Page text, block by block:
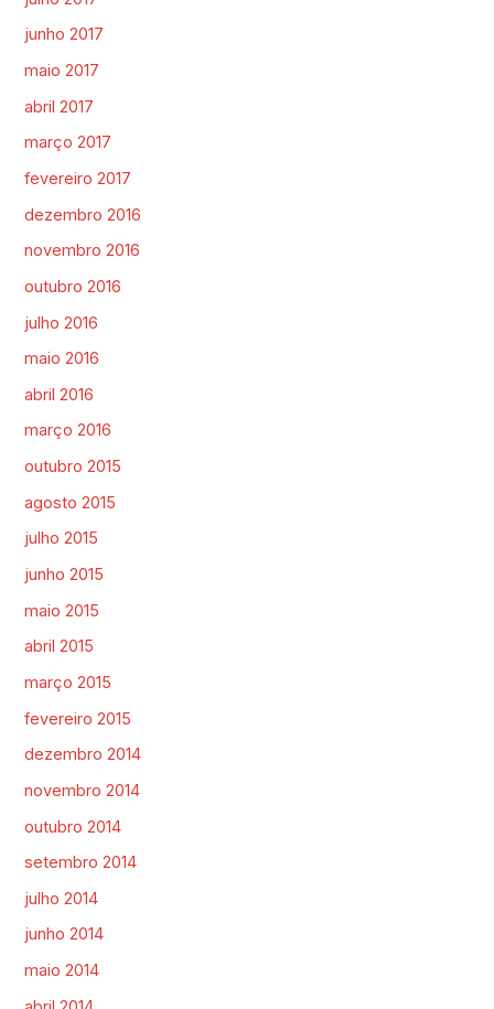
junho 2017
maio 2017
abril 2017
março 2017
fevereiro 2017
dezembro 2016
novembro 2016
outubro 2016
julho 2016
maio 2016
abril 2016
março 2016
outubro 2015
agosto 2015
julho 2015
junho 2015
maio 2015
abril 2015
março 2015
fevereiro 2015
dezembro 2014
novembro 2014
outubro 2014
setembro 2014
julho 2014
junho 2014
maio 2014